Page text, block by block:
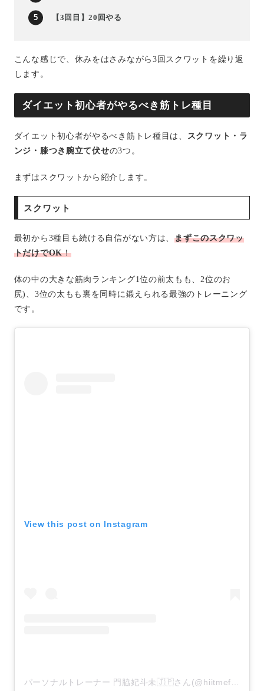
【3回目】20回やる
こんな感じで、休みをはさみながら3回スクワットを繰り返
します。
ダイエット初心者がやるべき筋トレ種目
ダイエット初心者がやるべき筋トレ種目は、 スクワット・ラ
ンジ・膝つき腕立て伏せの3つ。
まずはスクワットから紹介します。
スクワット
最初から3種目も続ける自信がない方は、まずこのスクワッ
トだけでOK！
体の中の大きな筋肉ランキング1位の前太もも、2位のお
尻)、3位の太もも裏を同時に鍛えられる最強のトレーニング
です。
View this post on Instagram
パーソナルトレーナー 門脇妃斗未🇯🇵さん(@hiitmefit)がシェアした投稿